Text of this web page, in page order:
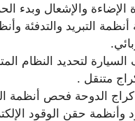
الإضاءة والإشعال وبدء
أنظمة التبريد والتدفئة
لتحديد النظام
متنقل .
كراج الدوحة فحص أنظمة
وأنظمة حقن الوقود